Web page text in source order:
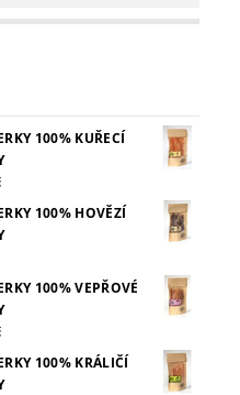
100% KUŘECÍ
100% HOVĚZÍ
100% VEPŘOVÉ
100% KRÁLIČÍ